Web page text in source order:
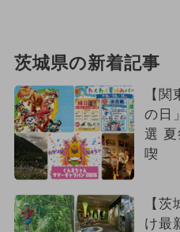
茨城県の新着記事
【
の日
選 夏
喫
【
け最